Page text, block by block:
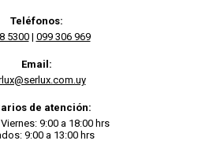
Teléfonos:
5300| 099 306 969
Email:
de atención:
9:00 a 18:00 hrs
9:00 a 13:00 hrs